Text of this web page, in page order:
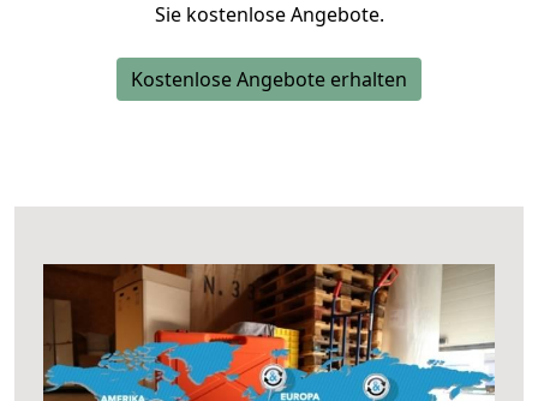
Sie kostenlose Angebote.
Kostenlose Angebote erhalten